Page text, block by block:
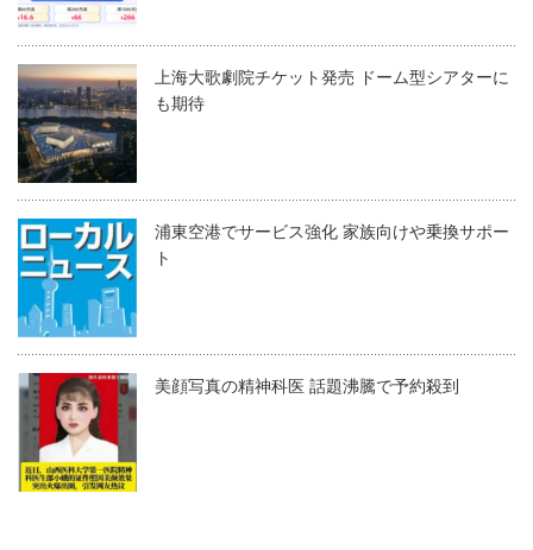
上海大歌劇院チケット発売 ドーム型シアターに
も期待
浦東空港でサービス強化 家族向けや乗換サポー
ト
美顔写真の精神科医 話題沸騰で予約殺到